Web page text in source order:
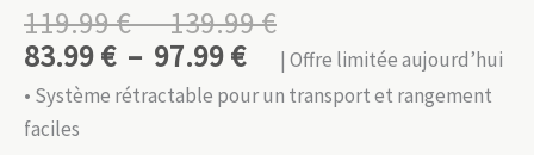
119.99€–139.99€Plage
de
prix :
83.99€ – 97.99€Plage
de
| Offre limitée aujourd’hui
• Système rétractable pour un transport et rangement
faciles